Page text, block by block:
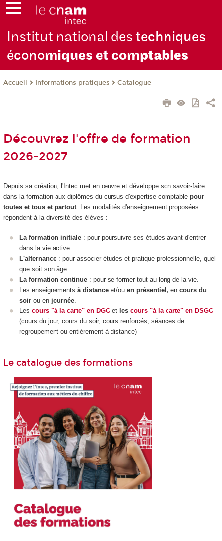
Institut national destechniques
économiques et comptables
Accueil Informations pratiques Catalogue
Découvrez l'offre de formation
2026-2027
Depuis sa création, l'Intec met en œuvre et développe son savoir-faire
dans la formation aux diplômes du cursus d'expertise comptable pour
toutes et tous et partout. Les modalités d'enseignement proposées
répondent à la diversité des élèves :
La formation initiale : pour poursuivre ses études avant d'entrer
dans la vie active.
L'alternance : pour associer études et pratique professionnelle, quel
que soit son âge.
La formation continue : pour se former tout au long de la vie.
Les enseignements à distance et/ou en présentiel, en cours du
soir ou en journée
Les cours "à la carte" en DGC et les cours "à la carte" en DSGC
(cours du jour, cours du soir, cours renforcés, séances de
regroupement ou entièrement à distance)
Le catalogue des formations